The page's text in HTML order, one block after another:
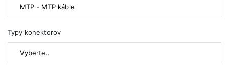
MTP - MTP káble
Typy konektorov
Vyberte..